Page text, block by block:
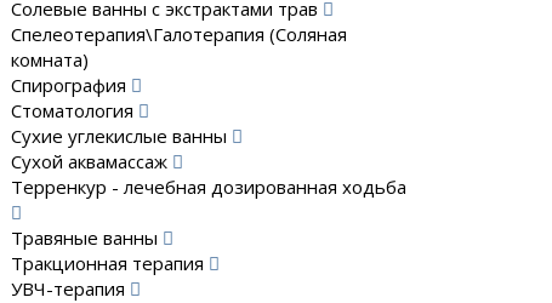
Солевые ванны с экстрактами трав
Спелеотерапия\Галотерапия (Соляная
комната)
Спирография
Стоматология
Сухие углекислые ванны
Сухой аквамассаж
Терренкур - лечебная дозированная ходьба
Травяные ванны
Тракционная терапия
УВЧ-терапия